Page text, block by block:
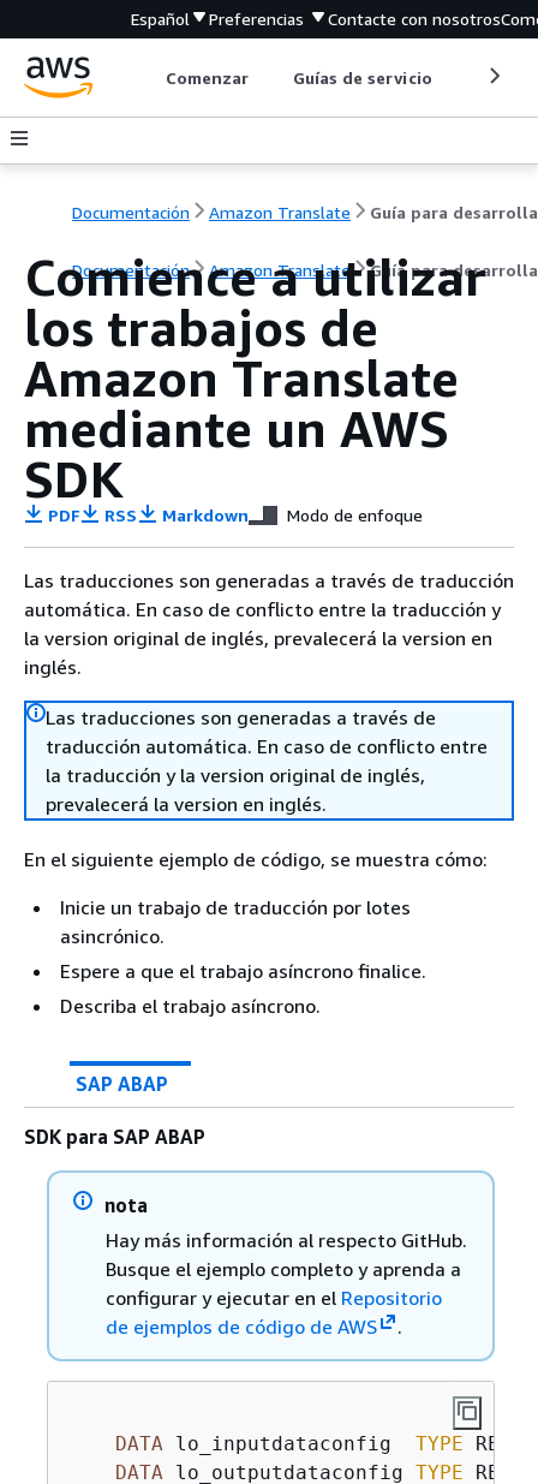
Español Preferencias Contacte con nosotros
Comenzar Guías de servicio
Documentación Amazon Translate
Documentación Amazon Translate Guía para
Comience a utilizar
los trabajos de
Amazon Translate
mediante un AWS
SDK
PDF RSS Markdown Modo de enfoque
Las traducciones son generadas a través de traducción
automática. En caso de conflicto entre la traducción y
la version original de inglés, prevalecerá la version en
inglés.
Las traducciones son generadas a través de
traducción automática. En caso de conflicto entre
la traducción y la version original de inglés,
prevalecerá la version en inglés.
En el siguiente ejemplo de código, se muestra cómo:
Inicie un trabajo de traducción por lotes
asincrónico.
Espere a que el trabajo asíncrono finalice.
Describa el trabajo asíncrono.
SAP ABAP
SDK para SAP ABAP
nota
Hay más información al respecto GitHub.
Busque el ejemplo completo y aprenda a
configurar y ejecutar en el Repositorio
de ejemplos de código de AWS
.
DATA lo_inputdataconfig TYPE REF
DATA lo_outputdataconfig TYPE REF